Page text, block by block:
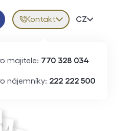
Kontakt
majitele: 770 328 034
nájemníky: 222 222 500
Volba
CZ